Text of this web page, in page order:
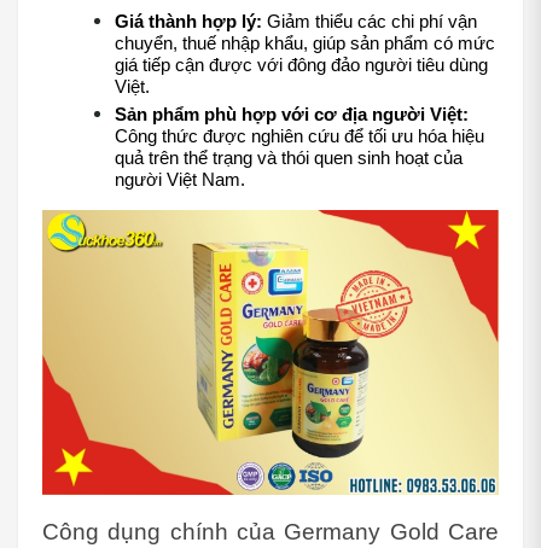
Giá thành hợp lý: Giảm thiểu các chi phí vận
chuyển, thuế nhập khẩu, giúp sản phẩm có mức
giá tiếp cận được với đông đảo người tiêu dùng
Việt.
Sản phẩm phù hợp với cơ địa người Việt:
Công thức được nghiên cứu để tối ưu hóa hiệu
quả trên thể trạng và thói quen sinh hoạt của
người Việt Nam.
Công dụng chính của Germany Gold Care